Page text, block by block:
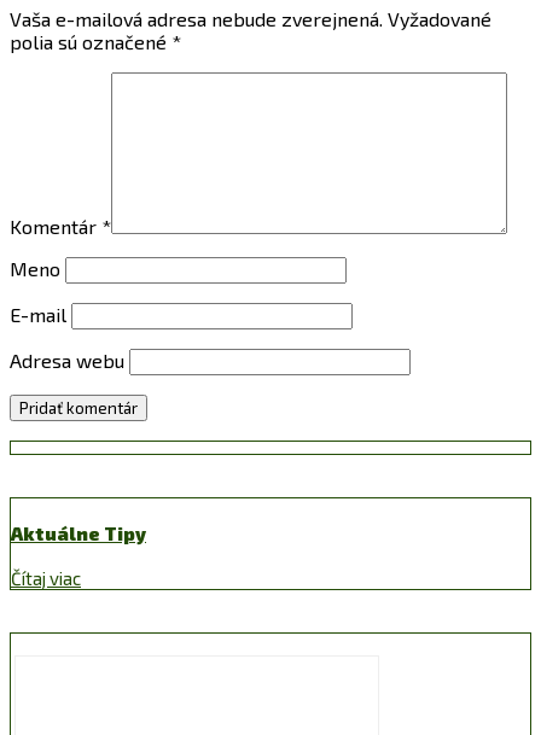
Vaša e-mailová adresa nebude zverejnená. Vyžadované
polia sú označené *
Komentár *
Meno
E-mail
Adresa webu
Aktuálne Tipy
Čítaj viac